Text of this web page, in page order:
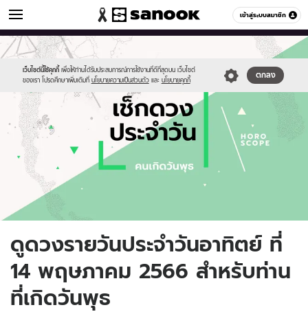
เข้าสู่ระบบสมาชิก
ดูดวง หมวดอื่นๆ
เว็บไซต์นี้ใช้คุกกี้ เพื่อให้ท่านได้รับประสบการณ์การใช้งานที่ดีที่สุดบน เว็บไซต์
ของเรา โปรดศึกษาเพิ่มเติมที่ นโยบายความเป็นส่วนตัว และ นโยบายคุกกี้
ตกลง
Sanook
//s.isanook.com/sr/0/images/logo-
new-
sanook.png
600
60
//s.isanook.com/ho/0/ud/fxd/day/daily-
horoscope-
wednesday.jpg
ดูดวงรายวันประจำวันอาทิตย์ ที่
14 พฤษภาคม 2566 สำหรับท่าน
ที่เกิดวันพุธ